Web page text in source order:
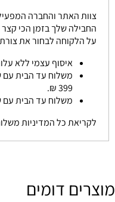
צוות האתר והחברה
החבילה שלך בזמן הכי
על הלקוחה לבחור את
איסוף עצמי ללא
משלוח עד הבית עם
399 ₪.
משלוח עד הבית עם
לקריאת כל המדיניות
מוצרים דומים